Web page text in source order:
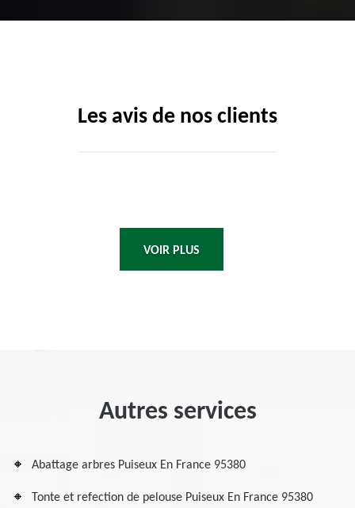
Les avis de nos clients
VOIR PLUS
Autres services
Abattage arbres Puiseux En France 95380
Tonte et refection de pelouse Puiseux En France 95380